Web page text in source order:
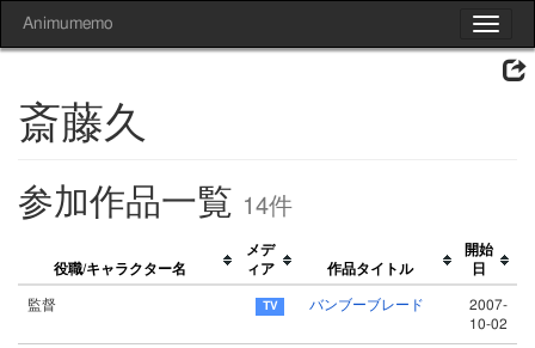
Toggle
Animumemo
斎藤久
参加作品一覧 14件
役職/キャラクター名
メデ
ィア
作品タイトル
開始
日
監督 バンブーブレード
2007-
10-02